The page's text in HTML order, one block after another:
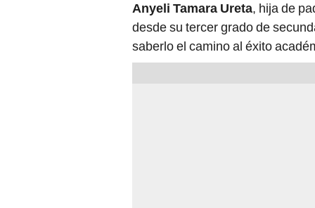
Anyeli Tamara Ureta, hija de
desde su tercer grado de
saberlo el camino al éxito